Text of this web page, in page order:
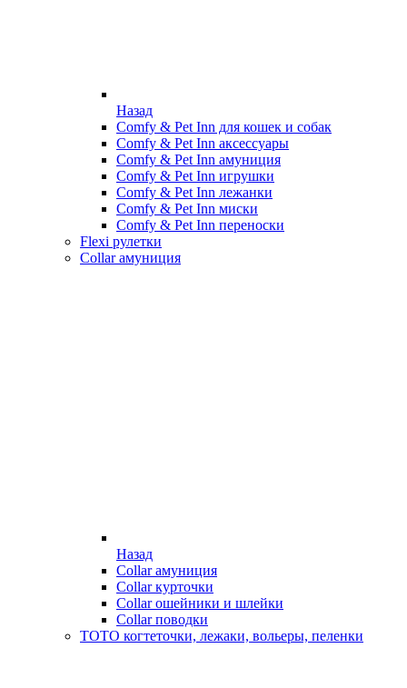
Назад
Comfy & Pet Inn для кошек и собак
Comfy & Pet Inn аксессуары
Comfy & Pet Inn амуниция
Comfy & Pet Inn игрушки
Comfy & Pet Inn лежанки
Comfy & Pet Inn миски
Comfy & Pet Inn переноски
Flexi рулетки
Collar амуниция
Назад
Collar амуниция
Collar курточки
Collar ошейники и шлейки
Collar поводки
ТОТО когтеточки, лежаки, вольеры, пеленки